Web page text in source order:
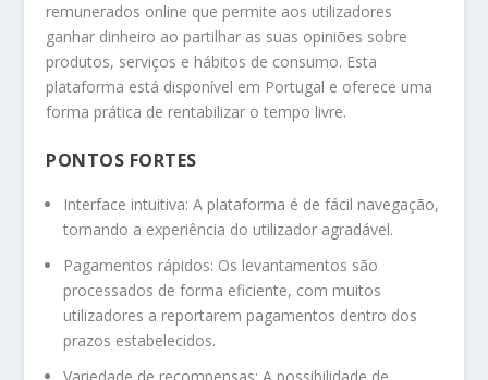
remunerados online que permite aos utilizadores
ganhar dinheiro ao partilhar as suas opiniões sobre
produtos, serviços e hábitos de consumo. Esta
plataforma está disponível em Portugal e oferece uma
forma prática de rentabilizar o tempo livre.
PONTOS FORTES
Interface intuitiva: A plataforma é de fácil navegação,
tornando a experiência do utilizador agradável.
Pagamentos rápidos: Os levantamentos são
processados de forma eficiente, com muitos
utilizadores a reportarem pagamentos dentro dos
prazos estabelecidos.